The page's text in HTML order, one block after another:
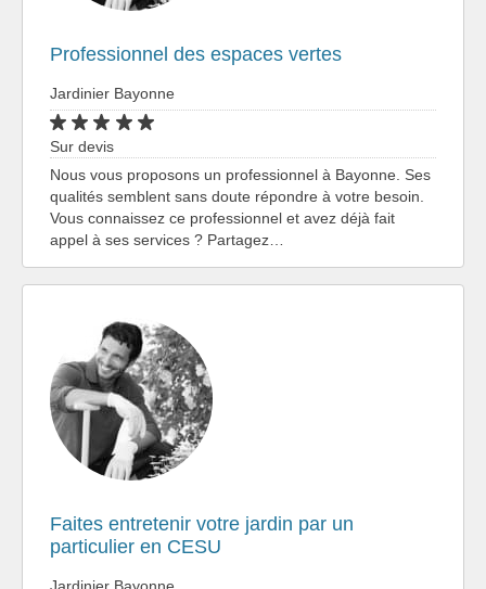
Professionnel des espaces vertes
Jardinier Bayonne
Sur devis
Nous vous proposons un professionnel à Bayonne. Ses
qualités semblent sans doute répondre à votre besoin.
Vous connaissez ce professionnel et avez déjà fait
appel à ses services ? Partagez…
Faites entretenir votre jardin par un
particulier en CESU
Jardinier Bayonne